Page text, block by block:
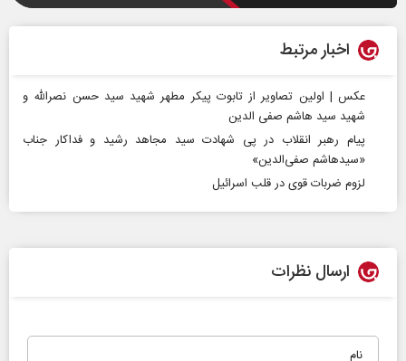
اخبار مرتبط
عکس | اولین تصاویر از تابوت پیکر مطهر شهید سید حسن نصرالله و
شهید سید هاشم صفی الدین
پیام رهبر انقلاب در پی شهادت سید مجاهد رشید و فداکار جناب
«سیدهاشم صفی‌الدین»
لزوم ضربات قوی در قلب اسرائیل
ارسال نظرات